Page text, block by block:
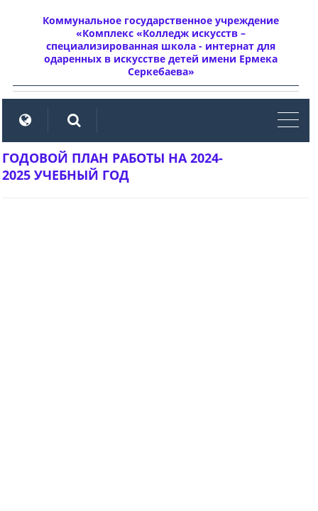
Коммунальное государственное учреждение
«Комплекс «Колледж искусств –
специализированная школа - интернат для
одаренных в искусстве детей имени Ермека
Серкебаева»
ГОДОВОЙ ПЛАН РАБОТЫ НА 2024-
2025 УЧЕБНЫЙ ГОД